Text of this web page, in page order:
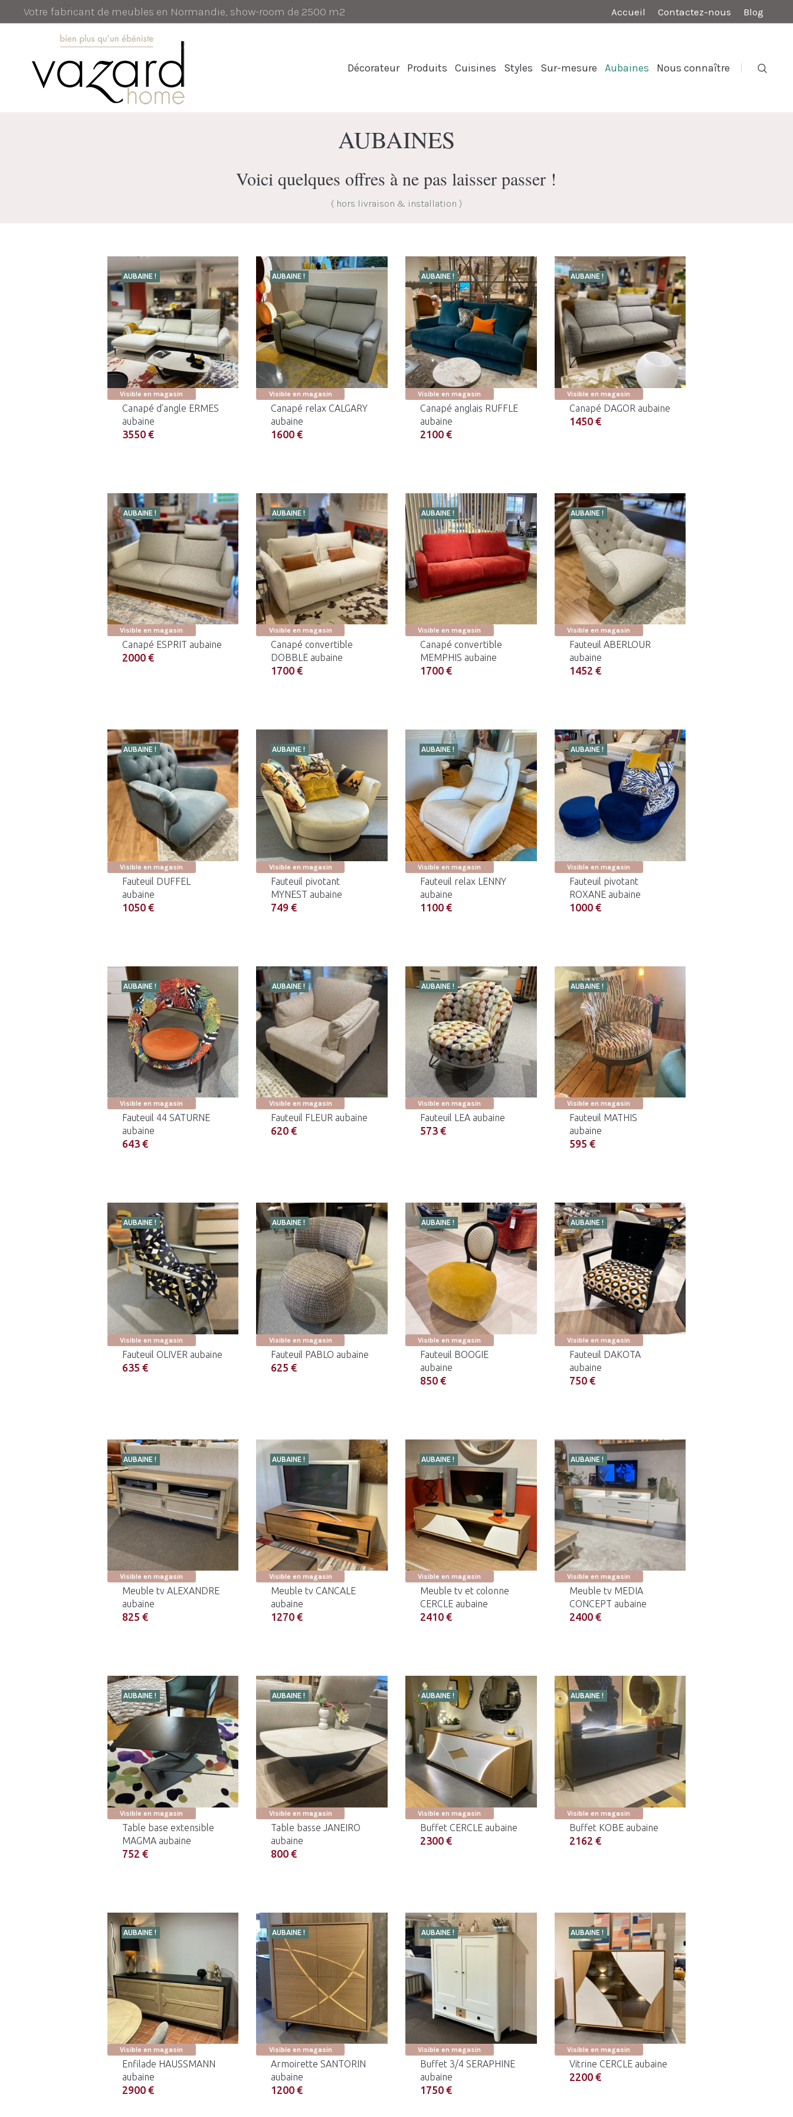
Accueil Contactez-nous Blog
Votre fabricant de meubles en Normandie, show-room de 2500 m2
Décorateur Produits Cuisines Styles Sur-mesure Aubaines Nous connaître
AUBAINES
Voici quelques offres à ne pas laisser passer !
( hors livraison & installation )
AUBAINE !
Visible en magasin
Canapé d’angle ERMES
aubaine
3550 €
AUBAINE !
Visible en magasin
Canapé relax CALGARY
aubaine
1600 €
AUBAINE !
Visible en magasin
Canapé anglais RUFFLE
aubaine
2100 €
AUBAINE !
Visible en magasin
Canapé DAGOR aubaine
1450 €
AUBAINE !
Visible en magasin
Canapé ESPRIT aubaine
2000 €
AUBAINE !
Visible en magasin
Canapé convertible
DOBBLE aubaine
1700 €
AUBAINE !
Visible en magasin
Canapé convertible
MEMPHIS aubaine
1700 €
AUBAINE !
Visible en magasin
Fauteuil ABERLOUR
aubaine
1452 €
AUBAINE !
Visible en magasin
Fauteuil DUFFEL
aubaine
1050 €
AUBAINE !
Visible en magasin
Fauteuil pivotant
MYNEST aubaine
749 €
AUBAINE !
Visible en magasin
Fauteuil relax LENNY
aubaine
1100 €
AUBAINE !
Visible en magasin
Fauteuil pivotant
ROXANE aubaine
1000 €
AUBAINE !
Visible en magasin
Fauteuil 44 SATURNE
aubaine
643 €
AUBAINE !
Visible en magasin
Fauteuil FLEUR aubaine
620 €
AUBAINE !
Visible en magasin
Fauteuil LEA aubaine
573 €
AUBAINE !
Visible en magasin
Fauteuil MATHIS
aubaine
595 €
AUBAINE !
Visible en magasin
Fauteuil OLIVER aubaine
635 €
AUBAINE !
Visible en magasin
Fauteuil PABLO aubaine
625 €
AUBAINE !
Visible en magasin
Fauteuil BOOGIE
aubaine
850 €
AUBAINE !
Visible en magasin
Fauteuil DAKOTA
aubaine
750 €
AUBAINE !
Visible en magasin
Meuble tv ALEXANDRE
aubaine
825 €
AUBAINE !
Visible en magasin
Meuble tv CANCALE
aubaine
1270 €
AUBAINE !
Visible en magasin
Meuble tv et colonne
CERCLE aubaine
2410 €
AUBAINE !
Visible en magasin
Meuble tv MEDIA
CONCEPT aubaine
2400 €
AUBAINE !
Visible en magasin
Table base extensible
MAGMA aubaine
752 €
AUBAINE !
Visible en magasin
Table basse JANEIRO
aubaine
800 €
AUBAINE !
Visible en magasin
Buffet CERCLE aubaine
2300 €
AUBAINE !
Visible en magasin
Buffet KOBE aubaine
2162 €
AUBAINE !
Visible en magasin
Enfilade HAUSSMANN
aubaine
2900 €
AUBAINE !
Visible en magasin
Armoirette SANTORIN
aubaine
1200 €
AUBAINE !
Visible en magasin
Buffet 3/4 SERAPHINE
aubaine
1750 €
AUBAINE !
Visible en magasin
Vitrine CERCLE aubaine
2200 €